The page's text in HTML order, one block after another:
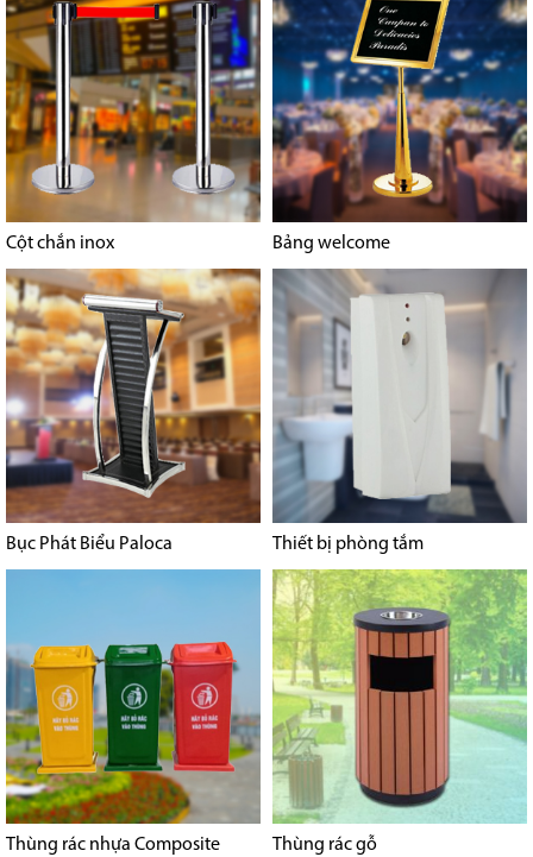
Cột chắn inox Bảng welcome
Bục Phát Biểu Paloca Thiết bị phòng tắm
Thùng rác nhựa Composite Thùng rác gỗ